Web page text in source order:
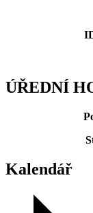
ÚŘEDNÍ
Kalendář